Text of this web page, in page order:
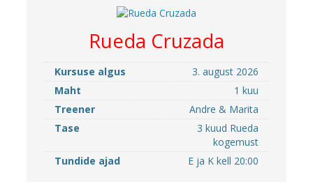
Rueda Cruzada
Kursuse algus
3. august 2026
Maht
1 kuu
Treener
Andre & Marita
Tase
3 kuud Rueda
kogemust
Tundide ajad
E ja K kell 20:00